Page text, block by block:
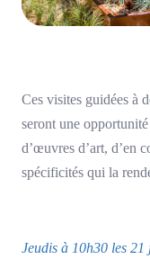
Ces visites guidées à
seront une
d’œuvres d’art, d’en
spécificités qui la
Jeudis à 10h30 les